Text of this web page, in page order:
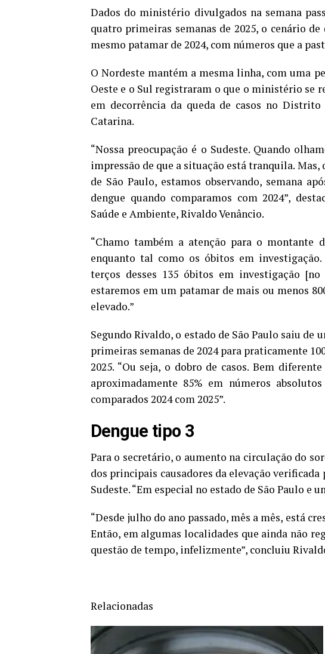
Dados do ministério divulgados na semana
quatro primeiras semanas de 2025, o cenário
mesmo patamar de 2024, com números que a
O Nordeste mantém a mesma linha, com uma
Oeste e o Sul registraram o que o ministério se
em decorrência da queda de casos no
Catarina.
“Nossa preocupação é o Sudeste. Quando
impressão de que a situação está tranquila.
de São Paulo, estamos observando, semana
dengue quando comparamos com 2024”,
Saúde e Ambiente, Rivaldo Venâncio.
“Chamo também a atenção para o
enquanto tal como os óbitos em
terços desses 135 óbitos em investigação
estaremos em um patamar de mais ou menos
elevado.”
Segundo Rivaldo, o estado de São Paulo saiu de
primeiras semanas de 2024 para praticamente
2025. “Ou seja, o dobro de casos. Bem
aproximadamente 85% em números
comparados 2024 com 2025”.
Dengue tipo 3
Para o secretário, o aumento na circulação do
dos principais causadores da elevação
Sudeste. “Em especial no estado de São Paulo e
“Desde julho do ano passado, mês a mês, está
Então, em algumas localidades que ainda não
questão de tempo, infelizmente”, concluiu
Relacionadas